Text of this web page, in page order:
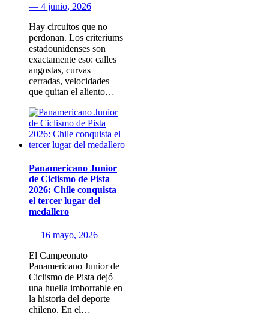
— 4 junio, 2026
Hay circuitos que no
perdonan. Los criteriums
estadounidenses son
exactamente eso: calles
angostas, curvas
cerradas, velocidades
que quitan el aliento…
Panamericano Junior
de Ciclismo de Pista
2026: Chile conquista
el tercer lugar del
medallero
— 16 mayo, 2026
El Campeonato
Panamericano Junior de
Ciclismo de Pista dejó
una huella imborrable en
la historia del deporte
chileno. En el…